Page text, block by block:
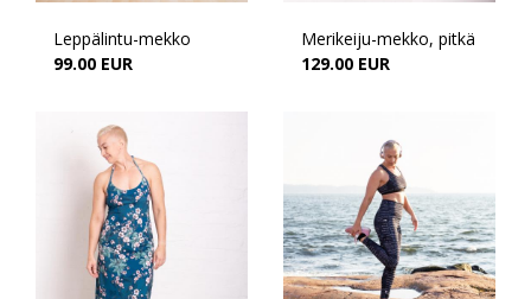
Leppälintu-mekko
99.00 EUR
Merikeiju-mekko, pitkä
129.00 EUR